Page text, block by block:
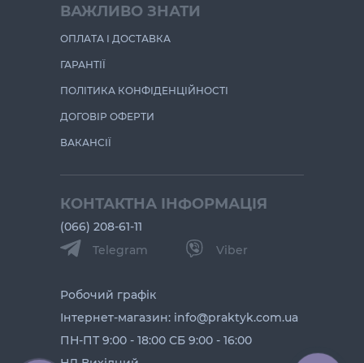
ВАЖЛИВО ЗНАТИ
ОПЛАТА І ДОСТАВКА
ГАРАНТІЇ
ПОЛІТИКА КОНФІДЕНЦІЙНОСТІ
ДОГОВІР ОФЕРТИ
ВАКАНСІЇ
КОНТАКТНА ІНФОРМАЦІЯ
(066) 208-61-11
Telegram
Viber
Робочий графік
Інтернет-магазин: info@praktyk.com.ua
ПН-ПТ 9:00 - 18:00 СБ 9:00 - 16:00